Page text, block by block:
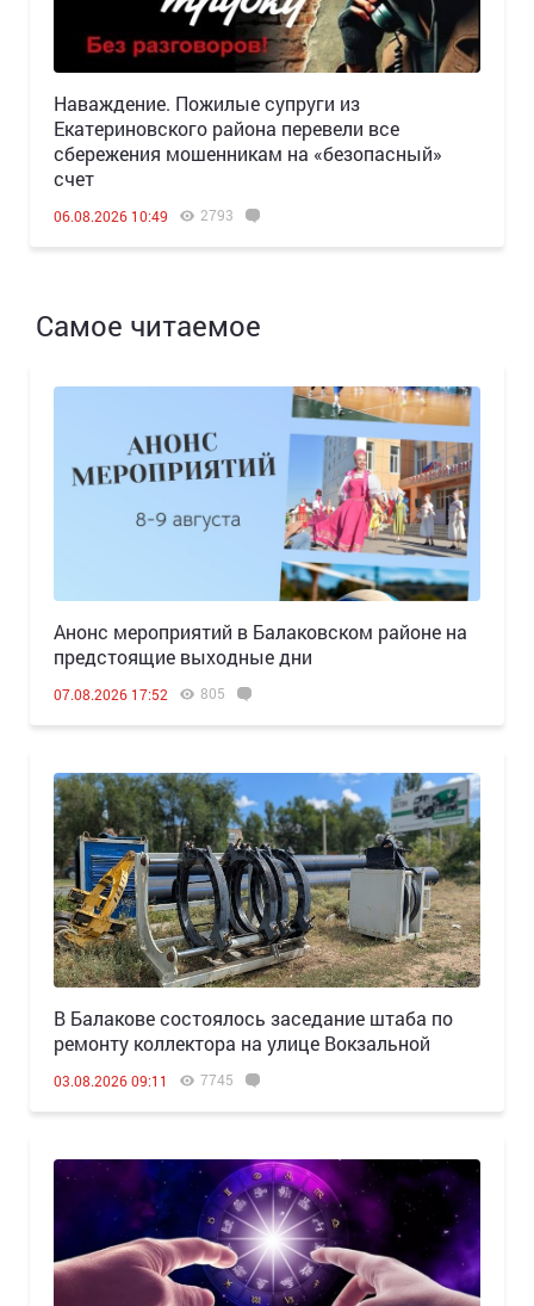
Наваждение. Пожилые супруги из
Екатериновского района перевели все
сбережения мошенникам на «безопасный»
счет
06.08.2026 10:49 2793
Самое читаемое
Анонс мероприятий в Балаковском районе на
предстоящие выходные дни
07.08.2026 17:52 805
В Балакове состоялось заседание штаба по
ремонту коллектора на улице Вокзальной
03.08.2026 09:11 7745